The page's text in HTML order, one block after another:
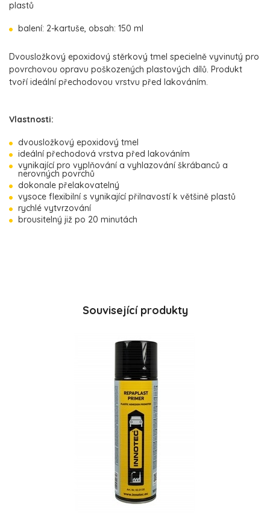
plastů
balení: 2-kartuše, obsah: 150 ml
Dvousložkový epoxidový stěrkový tmel specielně vyvinutý pro
povrchovou opravu poškozených plastových dílů. Produkt
tvoří ideální přechodovou vrstvu před lakováním.
Vlastnosti:
dvousložkový epoxidový tmel
ideální přechodová vrstva před lakováním
vynikající pro vyplňování a vyhlazování škrábanců a
nerovných povrchů
dokonale přelakovatelný
vysoce flexibilní s vynikající přilnavostí k většině plastů
rychlé vytvrzování
brousitelný již po 20 minutách
Související produkty